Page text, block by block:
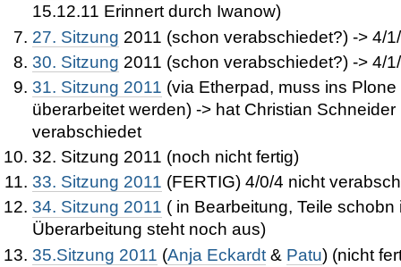
15.12.11 Erinnert durch Iwanow)
27. Sitzung 2011 (schon verabschiedet?) -> 4/
30. Sitzung 2011 (schon verabschiedet?) -> 4/
31. Sitzung 2011 (via Etherpad, muss ins
überarbeitet werden) -> hat Christian
verabschiedet
32. Sitzung 2011 (noch nicht fertig)
33. Sitzung 2011 (FERTIG) 4/0/4 nicht
34. Sitzung 2011 ( in Bearbeitung, Teile schobn
Überarbeitung steht noch aus)
35.Sitzung 2011 (Anja Eckardt & Patu) (nicht